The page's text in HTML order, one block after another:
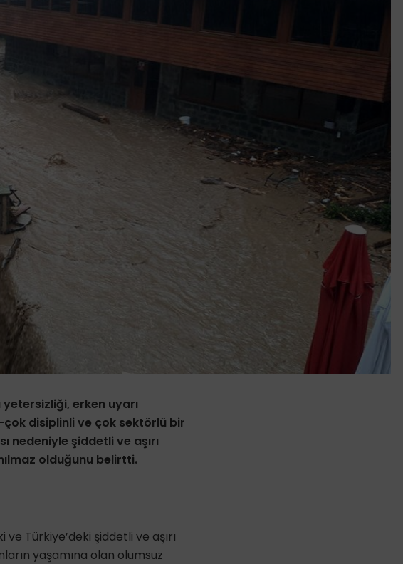
erken uyarı
çok disiplinli ve çok sektörlü bir
nedeniyle şiddetli ve aşırı
olduğunu belirtti.
Türkiye’deki şiddetli ve aşırı
yaşamına olan olumsuz